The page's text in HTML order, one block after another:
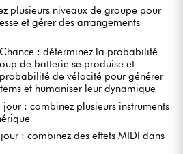
Peak et Mid/Side, Saturator amélioré
précis des basses.
MIDI
facilement le MIDI : découpez, reliez,
bien plus encore.
dans une gamme spécifique, ou
plusieurs niveaux de groupe pour
et gérer des arrangements
: déterminez la probabilité
de batterie se produise et
de vélocité pour générer
et humaniser leur dynamique
jour : combinez plusieurs instruments
: combinez des effets MIDI dans